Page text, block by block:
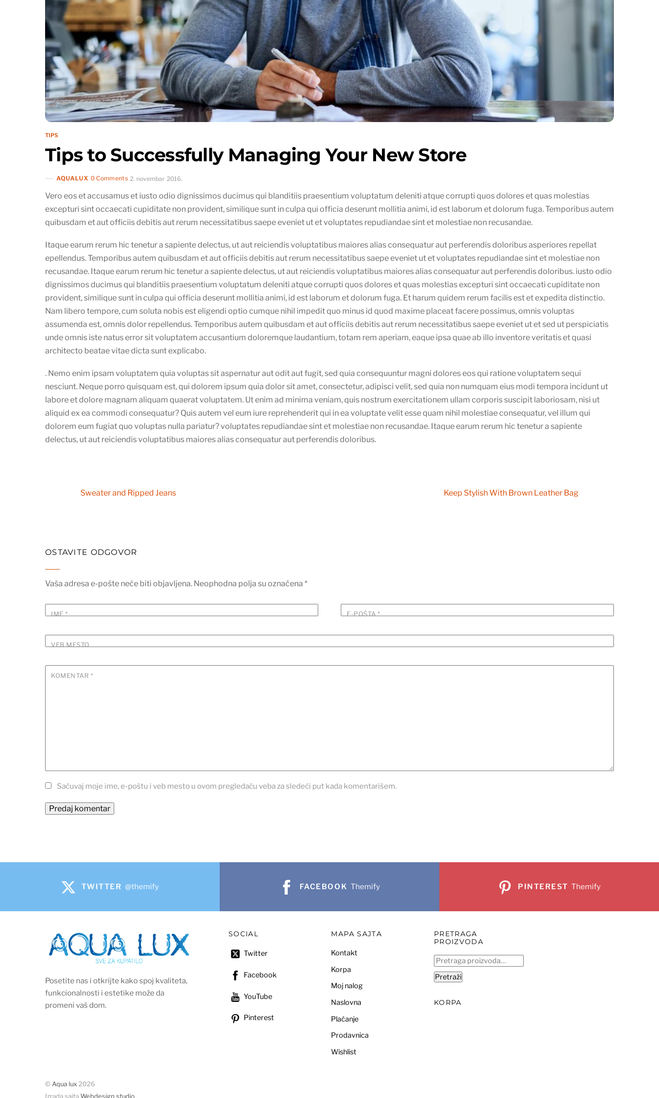
TIPS
Tips to Successfully Managing Your New Store
AQUALUX 0 Comments 2. novembar 2016.
Vero eos et accusamus et iusto odio dignissimos ducimus qui blanditiis praesentium voluptatum deleniti atque corrupti quos dolores et quas molestias
excepturi sint occaecati cupiditate non provident, similique sunt in culpa qui officia deserunt mollitia animi, id est laborum et dolorum fuga. Temporibus autem
quibusdam et aut officiis debitis aut rerum necessitatibus saepe eveniet ut et voluptates repudiandae sint et molestiae non recusandae.
Itaque earum rerum hic tenetur a sapiente delectus, ut aut reiciendis voluptatibus maiores alias consequatur aut perferendis doloribus asperiores repellat
epellendus. Temporibus autem quibusdam et aut officiis debitis aut rerum necessitatibus saepe eveniet ut et voluptates repudiandae sint et molestiae non
recusandae. Itaque earum rerum hic tenetur a sapiente delectus, ut aut reiciendis voluptatibus maiores alias consequatur aut perferendis doloribus. iusto odio
dignissimos ducimus qui blanditiis praesentium voluptatum deleniti atque corrupti quos dolores et quas molestias excepturi sint occaecati cupiditate non
provident, similique sunt in culpa qui officia deserunt mollitia animi, id est laborum et dolorum fuga. Et harum quidem rerum facilis est et expedita distinctio.
Nam libero tempore, cum soluta nobis est eligendi optio cumque nihil impedit quo minus id quod maxime placeat facere possimus, omnis voluptas
assumenda est, omnis dolor repellendus. Temporibus autem quibusdam et aut officiis debitis aut rerum necessitatibus saepe eveniet ut et sed ut perspiciatis
unde omnis iste natus error sit voluptatem accusantium doloremque laudantium, totam rem aperiam, eaque ipsa quae ab illo inventore veritatis et quasi
architecto beatae vitae dicta sunt explicabo.
. Nemo enim ipsam voluptatem quia voluptas sit aspernatur aut odit aut fugit, sed quia consequuntur magni dolores eos qui ratione voluptatem sequi
nesciunt. Neque porro quisquam est, qui dolorem ipsum quia dolor sit amet, consectetur, adipisci velit, sed quia non numquam eius modi tempora incidunt ut
labore et dolore magnam aliquam quaerat voluptatem. Ut enim ad minima veniam, quis nostrum exercitationem ullam corporis suscipit laboriosam, nisi ut
aliquid ex ea commodi consequatur? Quis autem vel eum iure reprehenderit qui in ea voluptate velit esse quam nihil molestiae consequatur, vel illum qui
dolorem eum fugiat quo voluptas nulla pariatur? voluptates repudiandae sint et molestiae non recusandae. Itaque earum rerum hic tenetur a sapiente
delectus, ut aut reiciendis voluptatibus maiores alias consequatur aut perferendis doloribus.
Sweater and Ripped Jeans Keep Stylish With Brown Leather Bag
OSTAVITE ODGOVOR
Vaša adresa e-pošte neće biti objavljena. Neophodna polja su označena *
IME* E-POŠTA*
VEB MESTO
KOMENTAR *
Sačuvaj moje ime, e-poštu i veb mesto u ovom pregledaču veba za sledeći put kada komentarišem.
TWITTER @themify FACEBOOK Themify PINTEREST Themify
Posetite nas i otkrijte kako spoj kvaliteta,
funkcionalnosti i estetike može da
promeni vaš dom.
SOCIAL
Twitter
Facebook
YouTube
Pinterest
MAPA SAJTA
Kontakt
Korpa
Moj nalog
Naslovna
Plaćanje
Prodavnica
Wishlist
PRETRAGA
PROIZVODA
Pretraga
za:
Pretraži
KORPA
© Aqua lux 2026
Izrada sajta Webdesign studio